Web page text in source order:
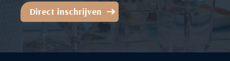
Direct inschrijven